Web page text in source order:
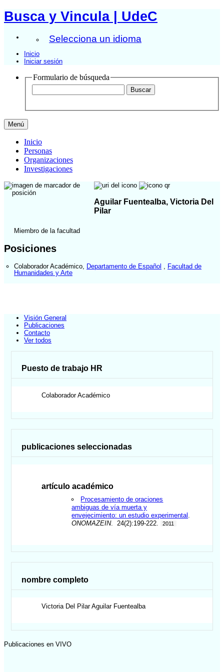
Busca y Vincula | UdeC
Selecciona un idioma
Inicio
Iniciar sesión
Formulario de búsqueda
Menú
Inicio
Personas
Organizaciones
Investigaciones
Aguilar Fuentealba, Victoria Del
Pilar
Miembro de la facultad
Posiciones
Colaborador Académico Departamento de Español
Facultad de
Humanidades y Arte
Visión General
Publicaciones
Contacto
Ver todos
Puesto de trabajo HR
Colaborador Académico
publicaciones seleccionadas
artículo académico
Procesamiento de oraciones
ambiguas de vía muerta y
envejecimiento: un estudio experimental
ONOMAZEIN. 24(2):199-222. 2011
nombre completo
Victoria Del Pilar Aguilar Fuentealba
Publicaciones en VIVO